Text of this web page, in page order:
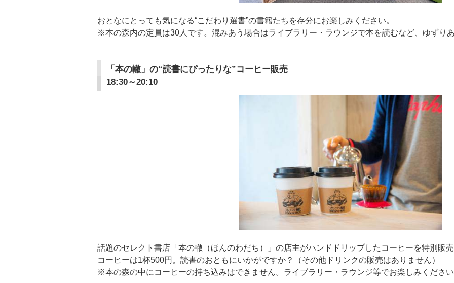
おとなにとっても気になる“こだわり選書”の書籍たちを存分にお楽しみください。
※本の森内の定員は30人です。混みあう場合はライブラリー・ラウンジで本を読むなど、ゆずり
「本の轍」の“読書にぴったりな”コーヒー販売
18:30～20:10
話題のセレクト書店「本の轍（ほんのわだち）」の店主がハンドドリップしたコーヒーを特別販売
コーヒーは1杯500円。読書のおともにいかがですか？（その他ドリンクの販売はありません）
※本の森の中にコーヒーの持ち込みはできません。ライブラリー・ラウンジ等でお楽しみください